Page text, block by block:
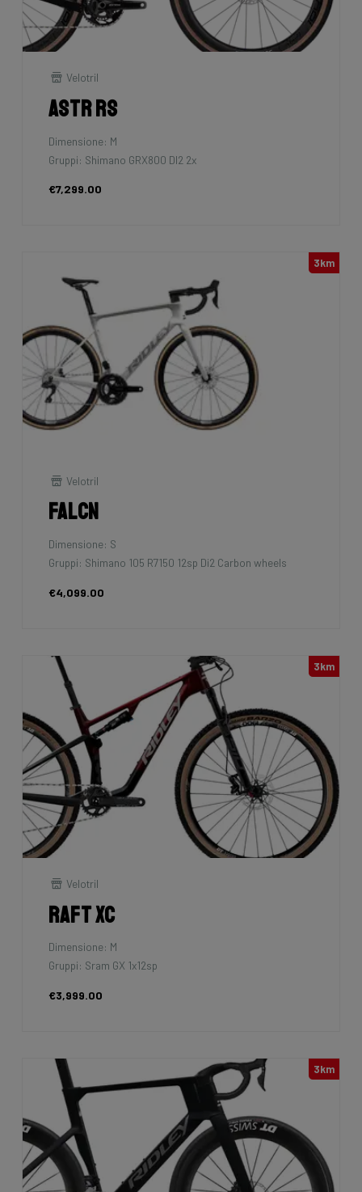
Velotril
Astr RS
Dimensione: M
Gruppi: Shimano GRX800 DI2 2x
€7,299.00
3km
Velotril
Falcn
Dimensione: S
Gruppi: Shimano 105 R7150 12sp Di2 Carbon wheels
€4,099.00
3km
Velotril
Raft XC
Dimensione: M
Gruppi: Sram GX 1x12sp
€3,999.00
3km